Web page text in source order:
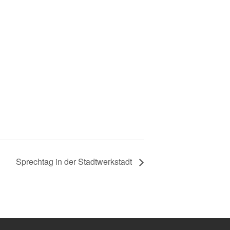
Sprechtag in der Stadtwerkstadt